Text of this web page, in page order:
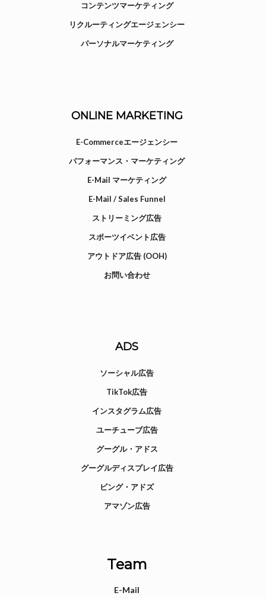
コンテンツマーケティング
リクルーティングエージェンシー
パーソナルマーケティング
ONLINE MARKETING
E-Commerceエージェンシー
パフォーマンス・マーケティング
E-Mail マーケティング
E-Mail / Sales Funnel
ストリーミング広告
スポーツイベント広告
アウトドア広告 (OOH)
お問い合わせ
ADS
ソーシャル広告
TikTok広告
インスタグラム広告
ユーチューブ広告
グーグル・アドス
グーグルディスプレイ広告
ビング・アドズ
アマゾン広告
Team
E-Mail